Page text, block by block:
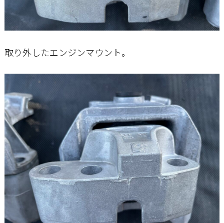
取り外したエンジンマウント。